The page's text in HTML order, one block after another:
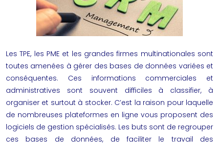
Les TPE, les PME et les grandes firmes multinationales sont
toutes amenées à gérer des bases de données variées et
conséquentes. Ces informations commerciales et
administratives sont souvent difficiles à classifier, à
organiser et surtout à stocker. C’est la raison pour laquelle
de nombreuses plateformes en ligne vous proposent des
logiciels de gestion spécialisés. Les buts sont de regrouper
ces bases de données, de faciliter le travail des